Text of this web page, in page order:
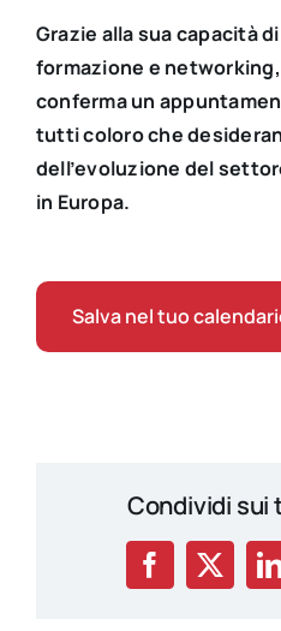
Grazie alla sua capacità
formazione e networking,
conferma un
tutti coloro che
dell’evoluzione del
in Europa.
Salva nel tuo
Condividi sui
Facebook
X